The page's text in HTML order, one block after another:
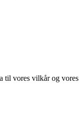
til vores vilkår og